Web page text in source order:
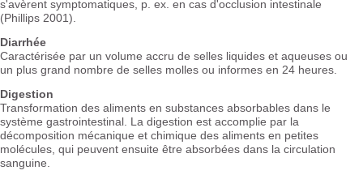
s'avèrent symptomatiques, p. ex. en cas d'occlusion intestinale
(Phillips 2001).
Diarrhée
Caractérisée par un volume accru de selles liquides et aqueuses ou
un plus grand nombre de selles molles ou informes en 24 heures.
Digestion
Transformation des aliments en substances absorbables dans le
système gastrointestinal. La digestion est accomplie par la
décomposition mécanique et chimique des aliments en petites
molécules, qui peuvent ensuite être absorbées dans la circulation
sanguine.